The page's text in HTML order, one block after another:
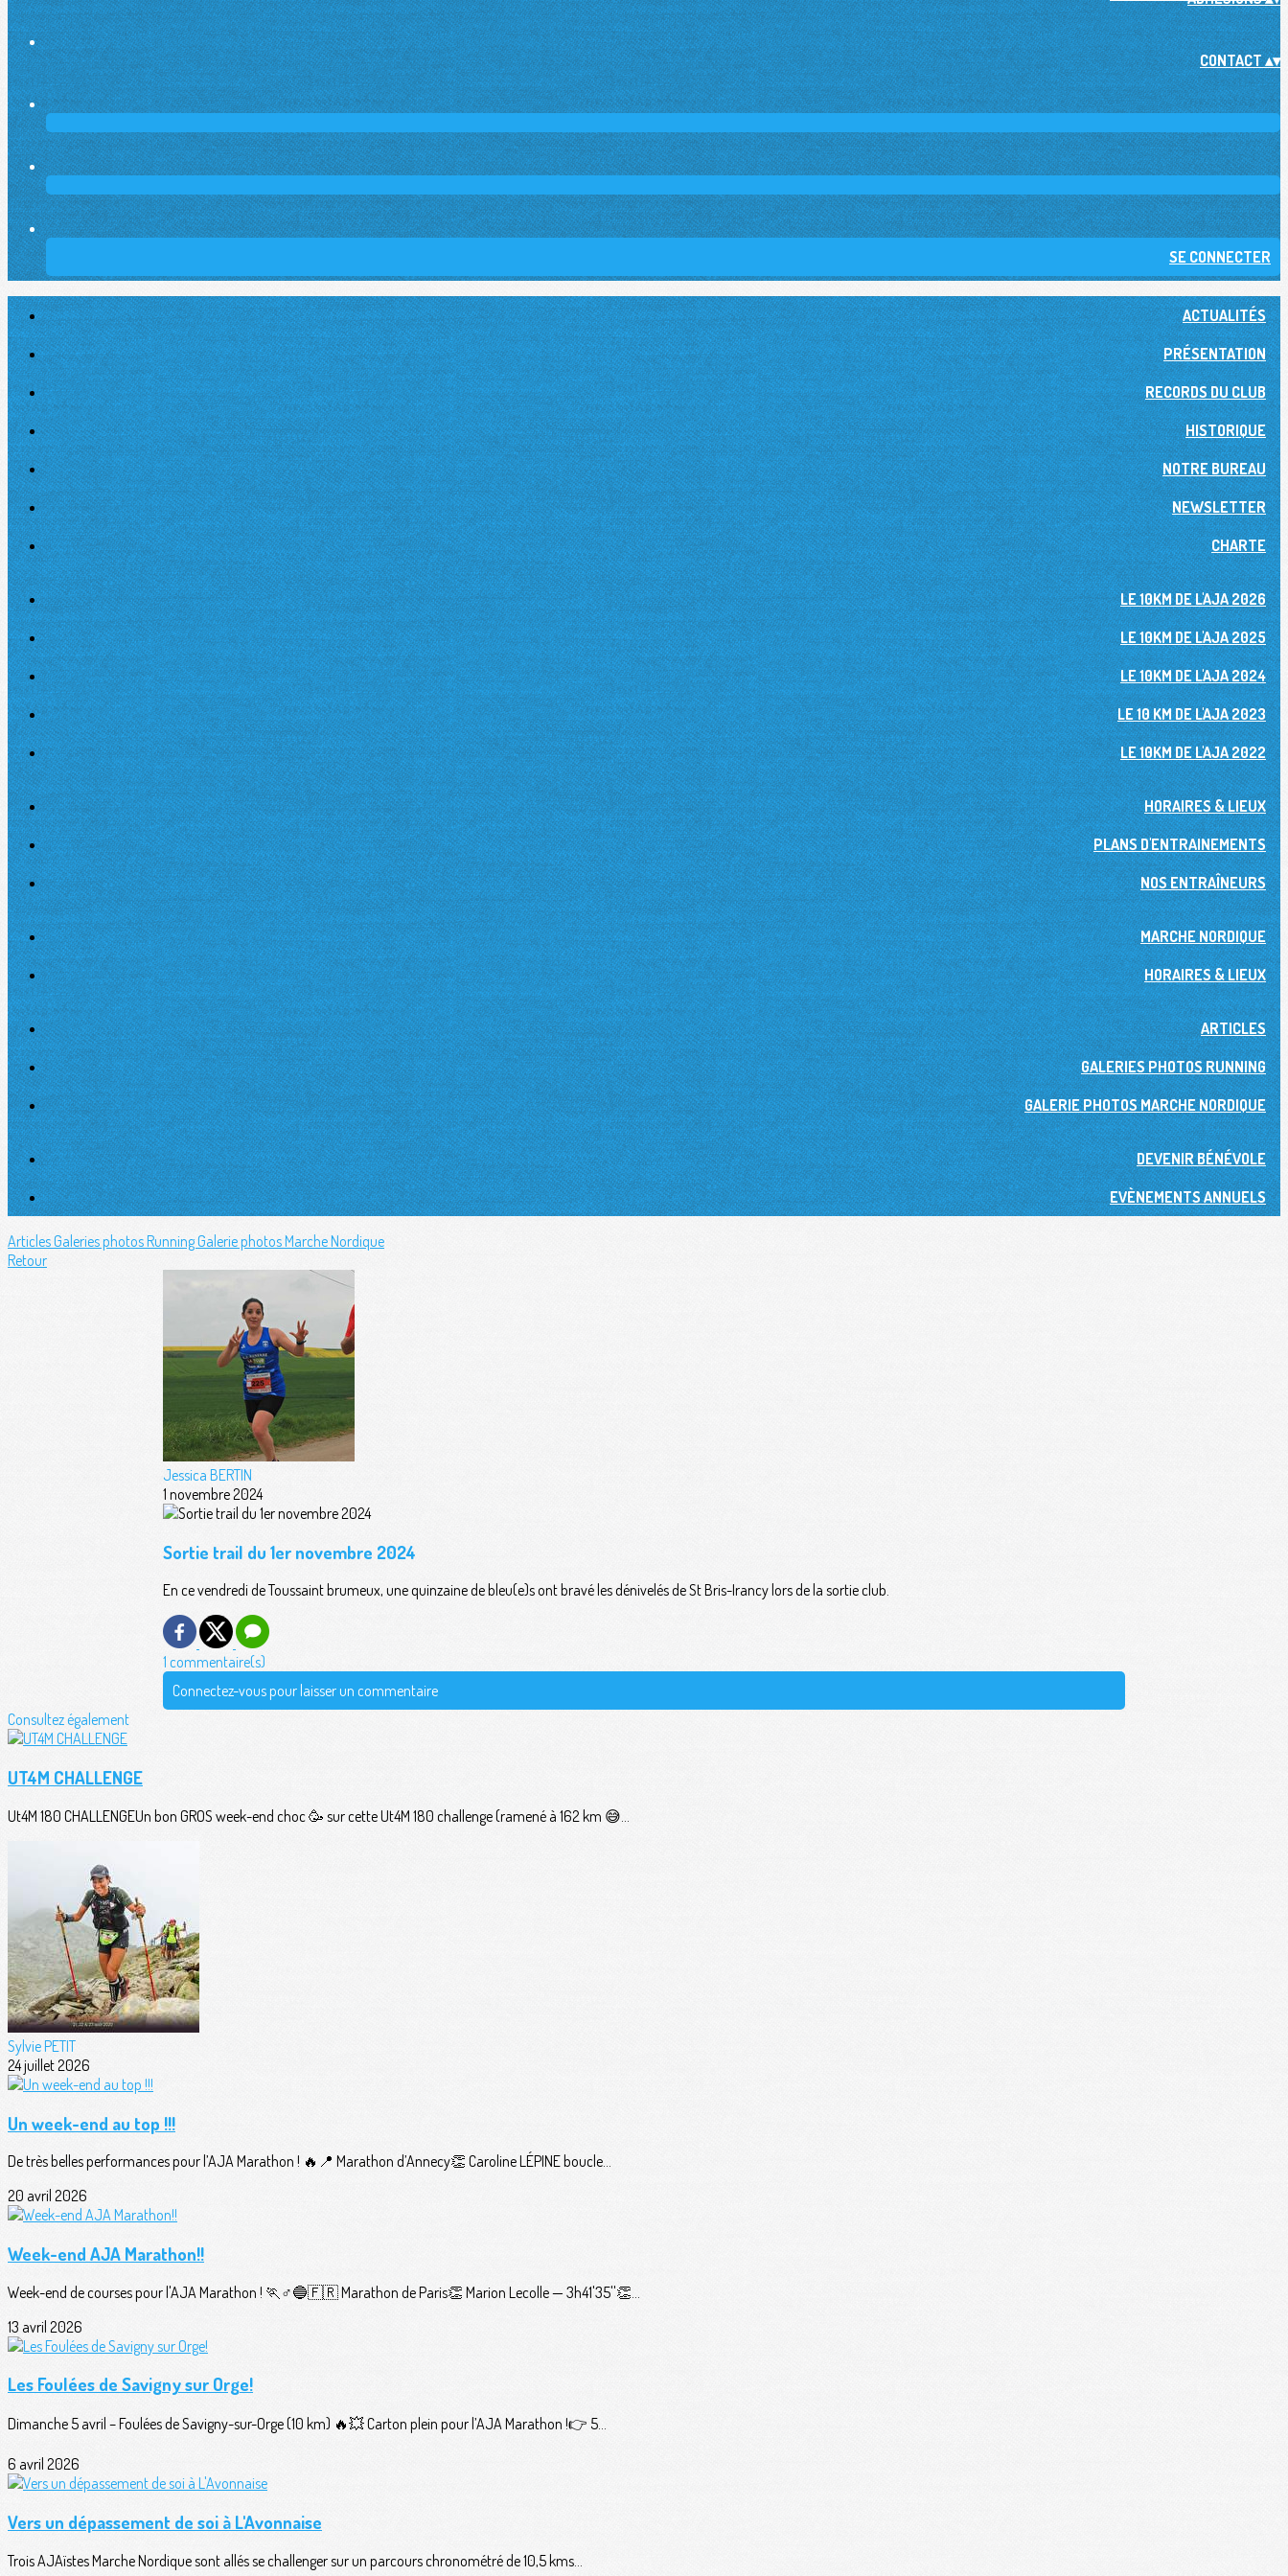
CONTACT▴▾
SE CONNECTER
ACTUALITÉS
PRÉSENTATION
RECORDS DU CLUB
HISTORIQUE
NOTRE BUREAU
NEWSLETTER
CHARTE
LE 10KM DE L'AJA 2026
LE 10KM DE L'AJA 2025
LE 10KM DE L'AJA 2024
LE 10 KM DE L'AJA 2023
LE 10KM DE L'AJA 2022
HORAIRES & LIEUX
PLANS D'ENTRAINEMENTS
NOS ENTRAÎNEURS
MARCHE NORDIQUE
HORAIRES & LIEUX
ARTICLES
GALERIES PHOTOS RUNNING
GALERIE PHOTOS MARCHE NORDIQUE
DEVENIR BÉNÉVOLE
EVÈNEMENTS ANNUELS
ArticlesGaleries photos RunningGalerie photos Marche Nordique
Retour
Jessica BERTIN
1 novembre 2024
Sortie trail du 1er novembre 2024
En ce vendredi de Toussaint brumeux, une quinzaine de bleu(e)s ont bravé les dénivelés de St Bris-Irancy lors de la sortie club.
1 commentaire(s)
Connectez-vous pour laisser un commentaire
Consultez également
UT4M CHALLENGE
Ut4M 180 CHALLENGEUn bon GROS week-end choc 🥳 sur cette Ut4M 180 challenge (ramené à 162 km 😅...
Sylvie PETIT
24 juillet 2026
Un week-end au top !!!
De très belles performances pour l’AJA Marathon ! 🔥📍 Marathon d’Annecy👏 Caroline LÉPINE boucle...
20 avril 2026
Week-end AJA Marathon!!
Week-end de courses pour l'AJA Marathon ! 🏃♂️🔵🇫🇷 Marathon de Paris👏 Marion Lecolle — 3h41'35''👏...
13 avril 2026
Les Foulées de Savigny sur Orge!
Dimanche 5 avril – Foulées de Savigny-sur-Orge (10 km) 🔥💥 Carton plein pour l’AJA Marathon !👉 5...
6 avril 2026
Vers un dépassement de soi à L'Avonnaise
Trois AJAïstes Marche Nordique sont allés se challenger sur un parcours chronométré de 10,5 kms...